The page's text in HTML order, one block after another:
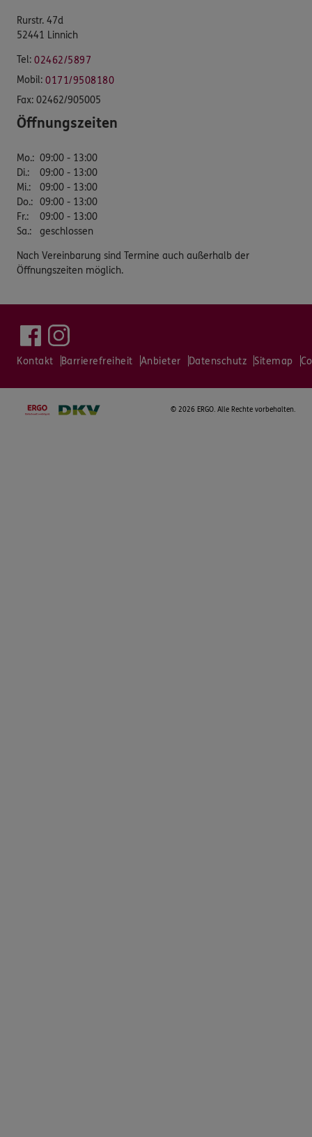
Rurstr. 47d
52441 Linnich
Tel: 02462/5897
Mobil: 0171/9508180
Fax: 02462/905005
Öffnungszeiten
Mo.: 09:00 - 13:00
Di.:
09:00 - 13:00
Mi.:
09:00 - 13:00
Do.: 09:00 - 13:00
Fr.:
09:00 - 13:00
Sa.: geschlossen
Nach Vereinbarung sind Termine auch außerhalb der
Öffnungszeiten möglich.
Kontakt Barrierefreiheit Anbieter Datenschutz Sitemap
© 2026 ERGO. Alle Rechte vorbehalten.